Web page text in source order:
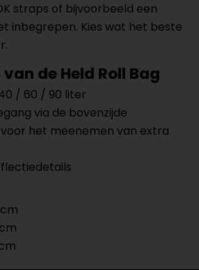
straps of bijvoorbeeld een
inbegrepen. Kies wat het beste
de Held Roll Bag
/ 60 / 90 liter
via de bovenzijde
het meenemen van extra